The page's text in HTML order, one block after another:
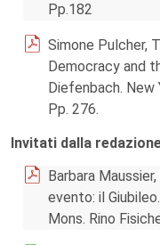
Pp.182
Simone Pulcher,
Democracy and
Diefenbach. New
Pp. 276.
Invitati dalla
Barbara
evento: il
Mons. Rino